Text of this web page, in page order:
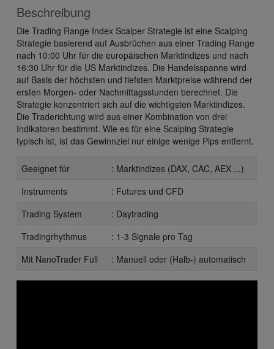
Beschreibung
Die Trading Range Index Scalper Strategie ist eine Scalping
Strategie basierend auf Ausbrüchen aus einer Trading Range
nach 10:00 Uhr für die europäischen Marktindizes und nach
16:30 Uhr für die US Marktindizes. Die Handelsspanne wird
auf Basis der höchsten und tiefsten Marktpreise während der
ersten Morgen- oder Nachmittagsstunden berechnet. Die
Strategie konzentriert sich auf die wichtigsten Marktindizes.
Die Traderichtung wird aus einer Kombination von drei
Indikatoren bestimmt. Wie es für eine Scalping Strategie
typisch ist, ist das Gewinnziel nur einige wenige Pips entfernt.
Geeignet für
: Marktindizes (DAX, CAC, AEX ...)
Instruments
: Futures und CFD
Trading System
: Daytrading
Tradingrhythmus
: 1-3 Signale pro Tag
Mit NanoTrader Full
: Manuell oder (Halb-) automatisch